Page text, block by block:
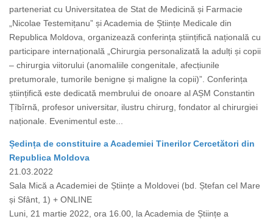
parteneriat cu Universitatea de Stat de Medicină și Farmacie
„Nicolae Testemițanu” și Academia de Științe Medicale din
Republica Moldova, organizează conferința științifică națională cu
participare internațională „Chirurgia personalizată la adulți și copii
– chirurgia viitorului (anomaliile congenitale, afecțiunile
pretumorale, tumorile benigne și maligne la copii)”. Conferința
științifică este dedicată membrului de onoare al AȘM Constantin
Țîbîrnă, profesor universitar, ilustru chirurg, fondator al chirurgiei
naționale. Evenimentul este...
Ședința de constituire a Academiei Tinerilor Cercetători din
Republica Moldova
21.03.2022
Sala Mică a Academiei de Științe a Moldovei (bd. Ștefan cel Mare
și Sfânt, 1) + ONLINE
Luni, 21 martie 2022, ora 16.00, la Academia de Științe a